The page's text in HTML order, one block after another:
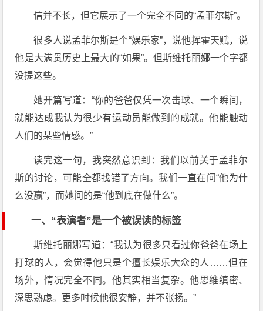
信并不长，但它展示了一个完全不同的“孟菲尔斯”。
很多人说孟菲尔斯是个“娱乐家”，说他挥霍天赋，说
他是大满贯历史上最大的“如果”。但斯维托丽娜一个字都
没提这些。
她开篇写道：“你的爸爸仅凭一次击球、一个瞬间，
就能达成我认为很少有运动员能做到的成就。他能触动
人们的某些情感。”
读完这一句，我突然意识到：我们以前关于孟菲尔
斯的讨论，可能全都找错了方向。我们一直在问“他为什
么没赢”，而她问的是“他到底在做什么”。
一、“表演者”是一个被误读的标签
斯维托丽娜写道：“我认为很多只看过你爸爸在场上
打球的人，会觉得他只是个擅长娱乐大众的人……但在
场外，情况完全不同。他其实相当复杂。他思维缜密、
深思熟虑。更多时候他很安静，并不张扬。”